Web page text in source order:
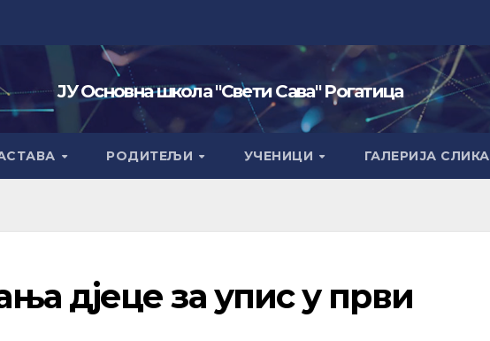
ЈУ Основна школа "Свети Сава" Рогатица
РОДИТЕЉИ УЧЕНИЦИ ГАЛЕРИЈА СЛИКА
дјеце за упис у први